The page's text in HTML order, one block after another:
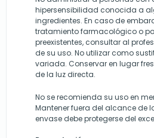
hipersensibilidad conocida a
ingredientes. En caso de
tratamiento farmacológico o
preexistentes, consultar al
de su uso. No utilizar como
variada. Conservar en lugar
de la luz directa.
No se recomienda su uso en
Mantener fuera del alcance de
envase debe protegerse del